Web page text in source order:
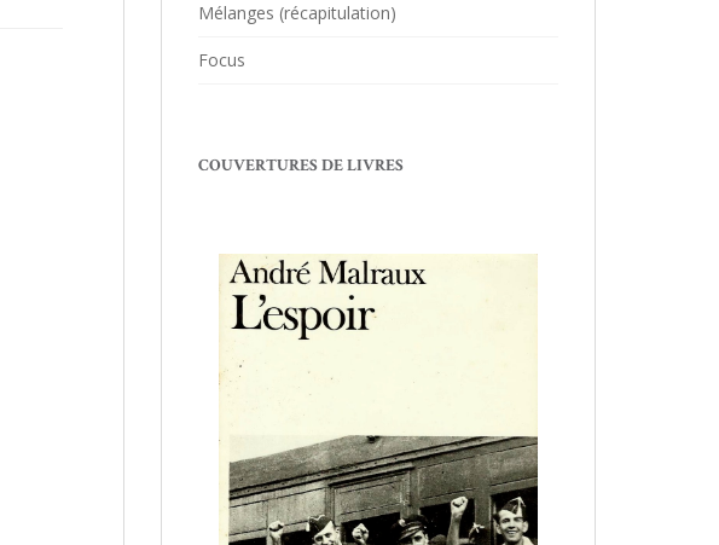
Mélanges (récapitulation)
Focus
COUVERTURES DE LIVRES